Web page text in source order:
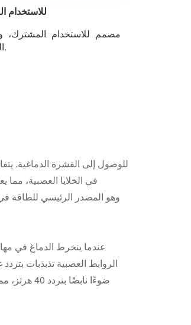
للاستخدام
مصمم للاستخدام المشترك،
الدماغ لجميع أفراد الأسرة.
عندما ينخرط الدماغ في